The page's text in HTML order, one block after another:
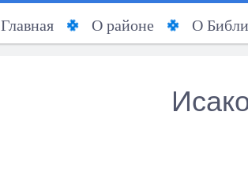
Главная О районе О